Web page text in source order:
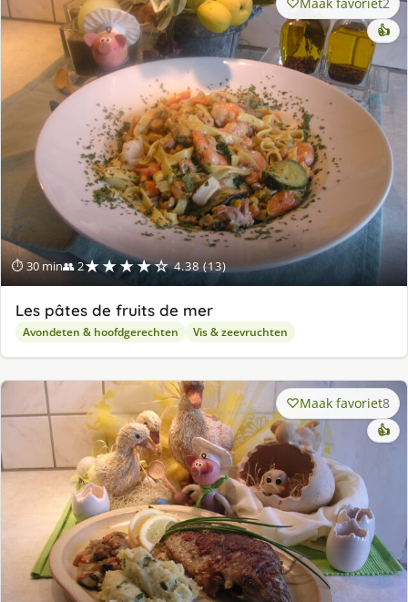
⏱ 30 min👥 2★★★★☆ 4.38 (13)
👍
Les pâtes de fruits de mer
Avondeten & hoofdgerechten Vis & zeevruchten
Maak favoriet8
👍